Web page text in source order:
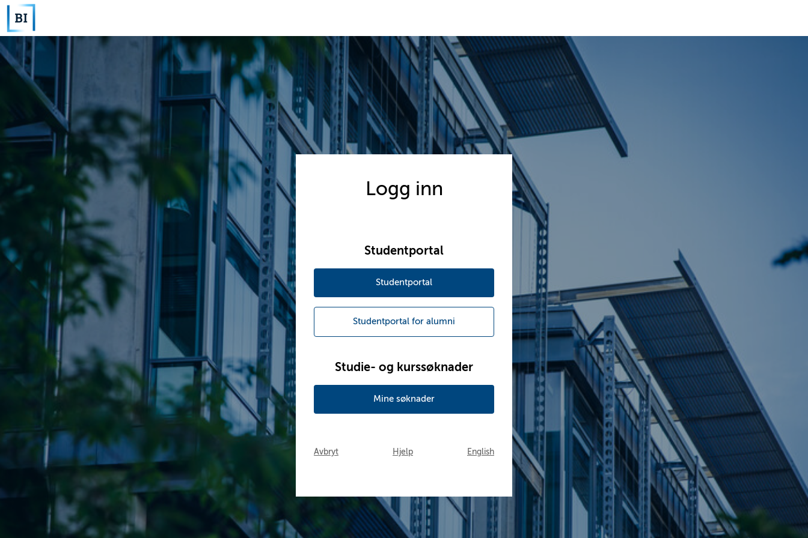
Logg inn
Studentportal
Studentportal
Studentportal for alumni
Studie- og kurssøknader
Mine søknader
Avbryt Hjelp English